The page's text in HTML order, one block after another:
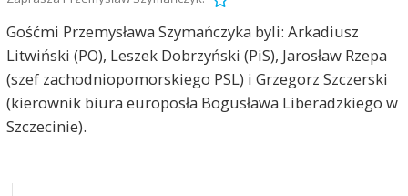
Gośćmi Przemysława Szymańczyka byli: Arkadiusz
Litwiński (PO), Leszek Dobrzyński (PiS), Jarosław Rzepa
(szef zachodniopomorskiego PSL) i Grzegorz Szczerski
(kierownik biura europosła Bogusława Liberadzkiego w
Szczecinie).